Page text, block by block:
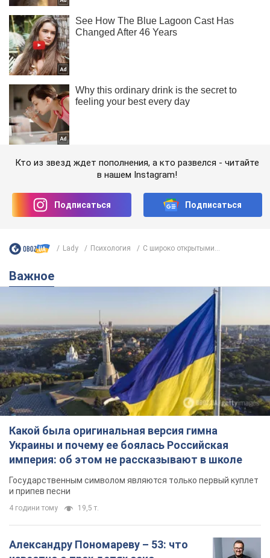
Кто из звезд ждет пополнения, а кто развелся - читайте
в нашем Instagram!
Подписаться Подписаться
Lady Психология С широко открытыми...
Важное
Какой была оригинальная версия гимна
Украины и почему ее боялась Российская
империя: об этом не рассказывают в школе
Государственным символом являются только первый куплет
и припев песни
4 години тому 19,5 т.
Александру Пономареву – 53: что